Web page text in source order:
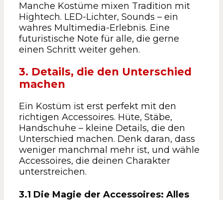
Manche Kostüme mixen Tradition mit
Hightech. LED-Lichter, Sounds – ein
wahres Multimedia-Erlebnis. Eine
futuristische Note für alle, die gerne
einen Schritt weiter gehen.
3. Details, die den Unterschied
machen
Ein Kostüm ist erst perfekt mit den
richtigen Accessoires. Hüte, Stäbe,
Handschuhe – kleine Details, die den
Unterschied machen. Denk daran, dass
weniger manchmal mehr ist, und wähle
Accessoires, die deinen Charakter
unterstreichen.
3.1 Die Magie der Accessoires: Alles